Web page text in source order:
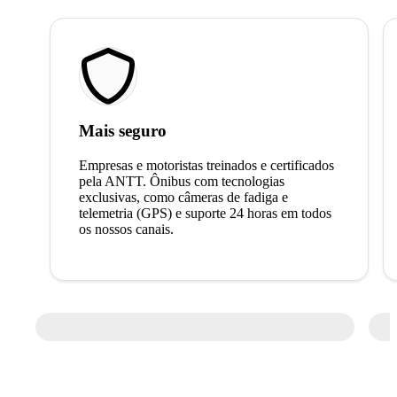
Mais seguro
Empresas e motoristas treinados e certificados
pela ANTT. Ônibus com tecnologias
exclusivas, como câmeras de fadiga e
telemetria (GPS) e suporte 24 horas em todos
os nossos canais.